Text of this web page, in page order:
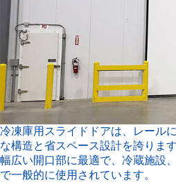
冷凍庫用スライドドアは、レール
な構造と省スペース設計を誇りま
幅広い開口部に最適で、冷蔵施設
で一般的に使用されています。